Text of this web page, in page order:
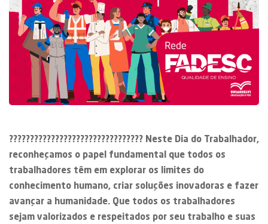
????????????????‍????????????‍???? Neste Dia do Trabalhador,
reconheçamos o papel fundamental que todos os
trabalhadores têm em explorar os limites do
conhecimento humano, criar soluções inovadoras e fazer
avançar a humanidade. Que todos os trabalhadores
sejam valorizados e respeitados por seu trabalho e suas